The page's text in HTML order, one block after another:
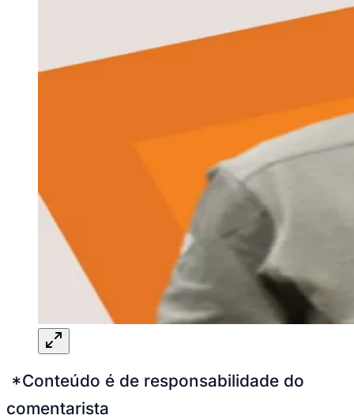
*Conteúdo é de responsabilidade do
comentarista